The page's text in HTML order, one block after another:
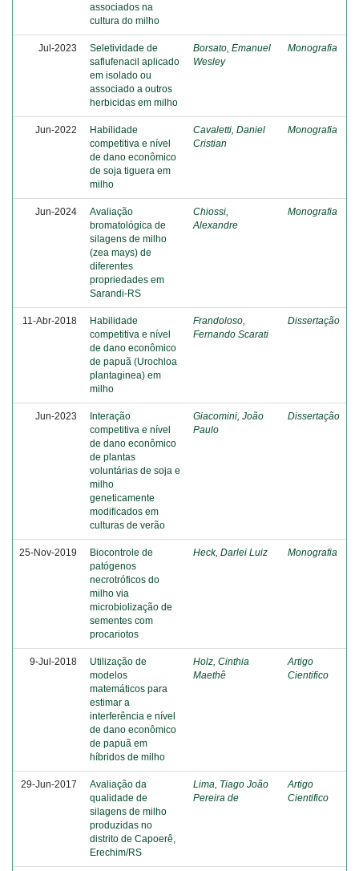
associados na
cultura do milho
Jul-2023
Seletividade de
saflufenacil aplicado
em isolado ou
associado a outros
herbicidas em milho
Borsato, Emanuel
Wesley
Monografia
Jun-2022
Habilidade
competitiva e nível
de dano econômico
de soja tiguera em
milho
Cavaletti, Daniel
Cristian
Monografia
Jun-2024
Avaliação
bromatológica de
silagens de milho
(zea mays) de
diferentes
propriedades em
Sarandi-RS
Chiossi,
Alexandre
Monografia
11-Abr-2018
Habilidade
competitiva e nível
de dano econômico
de papuã (Urochloa
plantaginea) em
milho
Frandoloso,
Fernando Scarati
Dissertação
Jun-2023
Interação
competitiva e nível
de dano econômico
de plantas
voluntárias de soja e
milho
geneticamente
modificados em
culturas de verão
Giacomini, João
Paulo
Dissertação
25-Nov-2019
Biocontrole de
patógenos
necrotróficos do
milho via
microbiolização de
sementes com
procariotos
Heck, Darlei Luiz Monografia
9-Jul-2018
Utilização de
modelos
matemáticos para
estimar a
interferência e nível
de dano econômico
de papuã em
híbridos de milho
Holz, Cinthia
Maethê
Artigo
Cientifico
29-Jun-2017
Avaliação da
qualidade de
silagens de milho
produzidas no
distrito de Capoerê,
Erechim/RS
Lima, Tiago João
Pereira de
Artigo
Cientifico